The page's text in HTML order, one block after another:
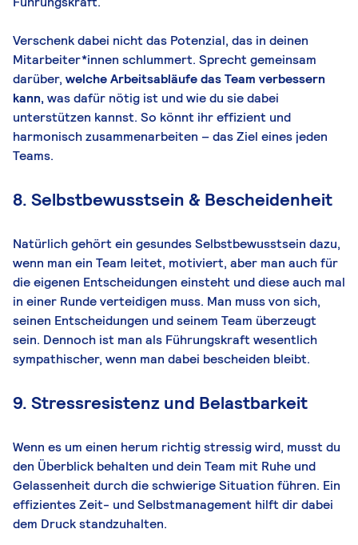
Verschenk dabei nicht das Potenzial, das in deinen
Mitarbeiter*innen schlummert. Sprecht gemeinsam
darüber, welche Arbeitsabläufe das Team verbessern
kann, was dafür nötig ist und wie du sie dabei
unterstützen kannst. So könnt ihr effizient und
harmonisch zusammenarbeiten – das Ziel eines jeden
Teams.
8. Selbstbewusstsein & Bescheidenheit
Natürlich gehört ein gesundes Selbstbewusstsein dazu,
wenn man ein Team leitet, motiviert, aber man auch für
die eigenen Entscheidungen einsteht und diese auch mal
in einer Runde verteidigen muss. Man muss von sich,
seinen Entscheidungen und seinem Team überzeugt
sein. Dennoch ist man als Führungskraft wesentlich
sympathischer, wenn man dabei bescheiden bleibt.
9. Stressresistenz und Belastbarkeit
Wenn es um einen herum richtig stressig wird, musst du
den Überblick behalten und dein Team mit Ruhe und
Gelassenheit durch die schwierige Situation führen. Ein
effizientes Zeit- und Selbstmanagement hilft dir dabei
dem Druck standzuhalten.